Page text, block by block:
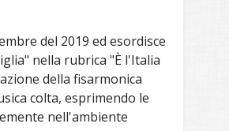
del 2019 ed esordisce
nella rubrica "È l'Italia
della fisarmonica
colta, esprimendo le
nell'ambiente